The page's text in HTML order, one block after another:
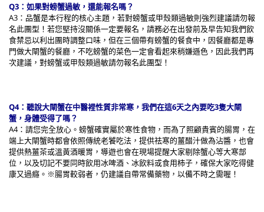
Q3：如果對螃蟹過敏，還能報名嗎？
A3：品蟹是本行程的核心主題，若對螃蟹或甲殼類過敏則強烈建議請勿報
名此團型！若您堅持沒關係一定要報名，請務必在出發前及早告知我們飲
食禁忌以利出團時調整口味，但在三個帶有螃蟹的餐食中，因餐廳都是專
門做大閘蟹的餐廳，不吃螃蟹的菜色一定會看起來稍嫌遜色，因此我們再
次建議，對螃蟹或甲殼類過敏請勿報名此團型！
Q4：聽說大閘蟹在中醫裡性質非常寒，我們在這6天之內要吃3隻大閘
蟹，身體受得了嗎？
A4：請您完全放心。螃蟹確實屬於寒性食物，而為了照顧貴賓的腸胃，在
端上大閘蟹時都會依照傳統老饕吃法，提供祛寒的薑醋汁做為沾醬，也會
提供熱薑茶或溫黃酒暖胃，導遊也會在現場提醒大家剔除蟹心等大寒部
位，以及切記不要同時飲用冰啤酒、冰飲料或食用柿子，確保大家吃得健
康又過癮。※腸胃較弱者，仍建議自帶常備藥物，以備不時之需喔！